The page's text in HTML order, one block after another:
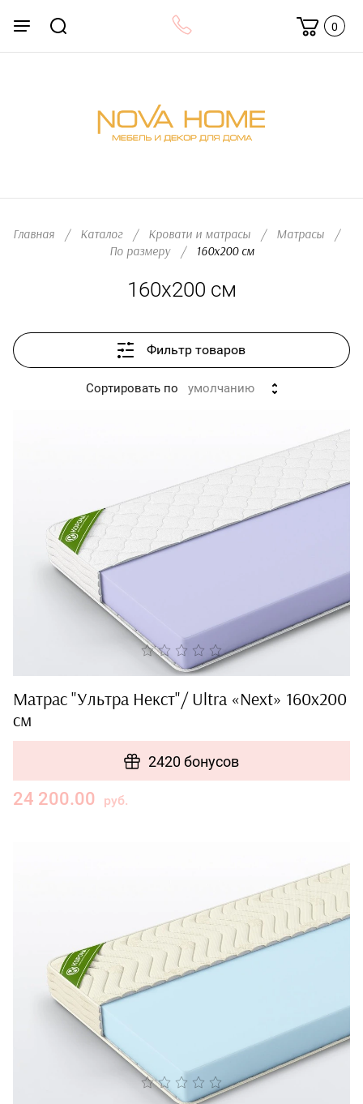
0
Главная / Каталог / Кровати и матрасы / Матрасы
/
По размеру
/
  160х200 см
160х200 см
Фильтр товаров
Сортировать по умолчанию
Матрас "Ультра Некст"/ Ultra «Next» 160x200
см
2420 бонусов
24 200.00 руб.